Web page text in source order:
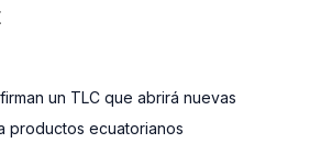
un TLC que abrirá nuevas
productos ecuatorianos